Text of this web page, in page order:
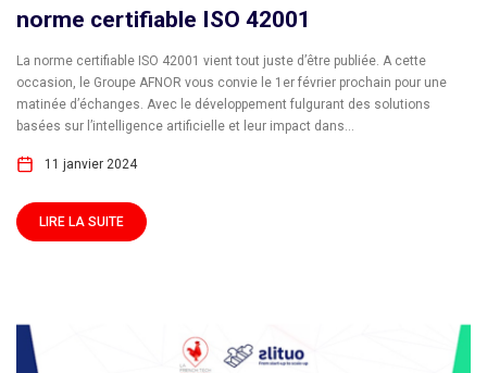
norme certifiable ISO 42001
La norme certifiable ISO 42001 vient tout juste d’être publiée. A cette
occasion, le Groupe AFNOR vous convie le 1er février prochain pour une
matinée d’échanges. Avec le développement fulgurant des solutions
basées sur l’intelligence artificielle et leur impact dans...
11 janvier 2024
LIRE LA SUITE